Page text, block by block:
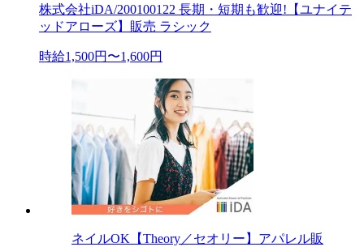
株式会社iDA/200100122 長期・短期も歓迎!【ユナイテ
ッドアローズ】販売 ラシック
時給1,500円〜1,600円
ネイルOK【Theory／セオリー】アパレル販